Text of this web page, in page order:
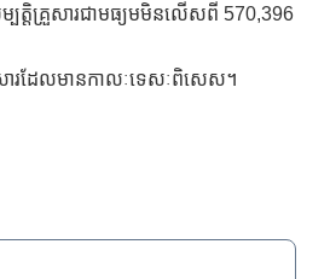
បត្តិគ្រួសារជាមធ្យមមិនលើសពី 570,396
ារដែលមានកាលៈទេសៈពិសេស។